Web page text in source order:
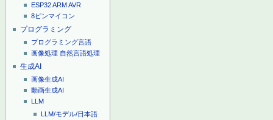
ESP32ARMAVR
8ピンマイコン
プログラミング
プログラミング言語
画像処理 自然言語処理
生成AI
画像生成AI
動画生成AI
LLM
LLM/モデル/日本語